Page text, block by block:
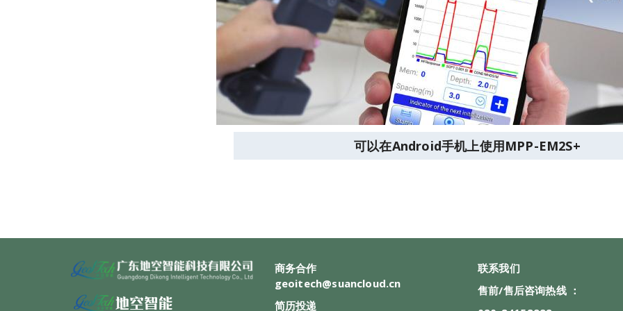
可以在Android手机上使用MPP-EM2S+
商务合作
geoitech@suancloud.cn
简历投递
联系我们
售前/售后咨询热线 ：